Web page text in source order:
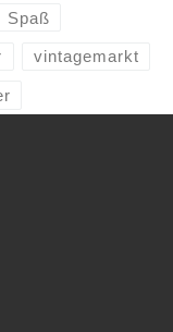
Spaß
vintagemarkt